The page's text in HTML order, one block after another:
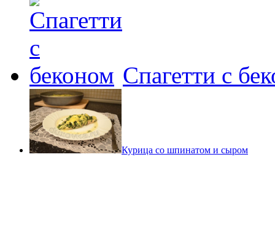
Спагетти с
Курица со шпинатом и сыром